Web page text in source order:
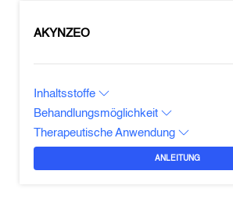
AKYNZEO
Inhaltsstoffe
Behandlungsmöglichkeit
Therapeutische Anwendung
ANLEITUNG